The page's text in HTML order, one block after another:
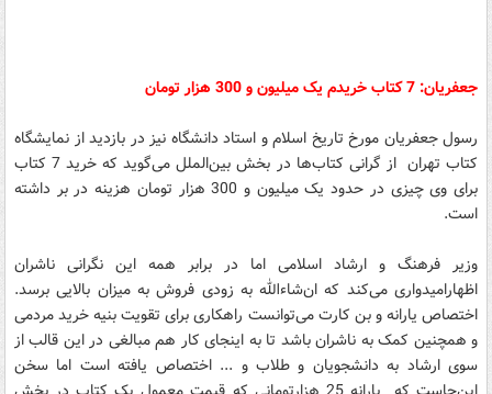
جعفریان: 7 کتاب خریدم یک میلیون و 300 هزار تومان
رسول جعفریان مورخ تاریخ اسلام و استاد دانشگاه نیز در بازدید از نمایشگاه
کتاب تهران از گرانی کتاب‌ها در بخش بین‌الملل می‌گوید که خرید 7 کتاب
برای وی چیزی در حدود یک میلیون و 300 هزار تومان هزینه در بر داشته
است.
وزیر فرهنگ و ارشاد اسلامی اما در برابر همه این نگرانی ناشران
اظهارامیدواری می‌کند که ان‌شاء‌الله به زودی فروش به میزان بالایی برسد.
اختصاص یارانه و بن کارت می‌توانست راهکاری برای تقویت بنیه خرید مردمی
و همچنین کمک به ناشران باشد تا به اینجای کار هم مبالغی در این قالب از
سوی ارشاد به دانشجویان و طلاب و ... اختصاص یافته است اما سخن